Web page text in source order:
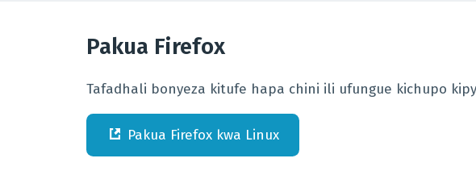
Pakua Firefox
Tafadhali bonyeza kitufe hapa chini ili ufungue kichupo
Pakua Firefox kwa Linux